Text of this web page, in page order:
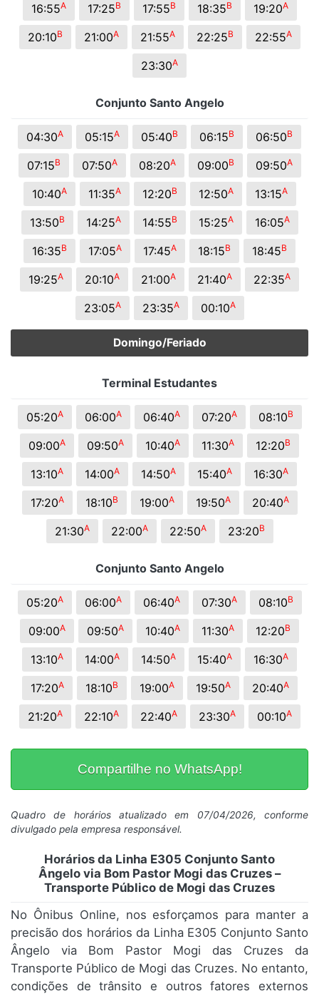
16:55A 17:25B 17:55B 18:35B 19:20A
20:10B 21:00A 21:55A 22:25B 22:55A
23:30A
Conjunto Santo Angelo
04:30A 05:15A 05:40B 06:15B 06:50B
07:15B 07:50A 08:20A 09:00B 09:50A
10:40A 11:35A 12:20B 12:50A 13:15A
13:50B 14:25A 14:55B 15:25A 16:05A
16:35B 17:05A 17:45A 18:15B 18:45B
19:25A 20:10A 21:00A 21:40A 22:35A
23:05A 23:35A 00:10A
Domingo/Feriado
Terminal Estudantes
05:20A 06:00A 06:40A 07:20A 08:10B
09:00A 09:50A 10:40A 11:30A 12:20B
13:10A 14:00A 14:50A 15:40A 16:30A
17:20A 18:10B 19:00A 19:50A 20:40A
21:30A 22:00A 22:50A 23:20B
Conjunto Santo Angelo
05:20A 06:00A 06:40A 07:30A 08:10B
09:00A 09:50A 10:40A 11:30A 12:20B
13:10A 14:00A 14:50A 15:40A 16:30A
17:20A 18:10B 19:00A 19:50A 20:40A
21:20A 22:10A 22:40A 23:30A 00:10A
Compartilhe no WhatsApp!
Quadro de horários atualizado em 07/04/2026, conforme
divulgado pela empresa responsável.
Horários da Linha E305 Conjunto Santo
Ângelo via Bom Pastor Mogi das Cruzes –
Transporte Público de Mogi das Cruzes
No Ônibus Online, nos esforçamos para manter a
precisão dos horários da Linha E305 Conjunto Santo
Ângelo via Bom Pastor Mogi das Cruzes da
Transporte Público de Mogi das Cruzes. No entanto,
condições de trânsito e outros fatores externos